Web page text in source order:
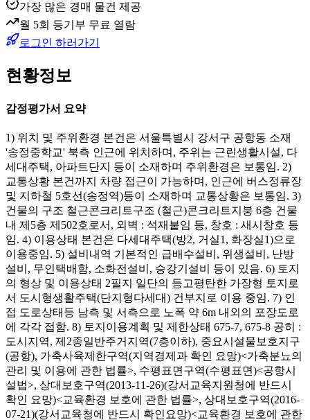
가장 많은 경매 물건 제공
월 5회 등기부 무료 열람
로그인 하러가기
현황정보
감정평가서 요약
1) 위치 및 주위환경 본건은 서울특별시 강서구 공항동 소재
'송정중학교' 북측 인근에 위치하며, 주위는 근린생활시설, 다
세대주택, 아파트단지 등이 소재하며 주위환경은 보통임. 2)
교통상황 본건까지 차량 접근이 가능하며, 인근에 버스정류장
및 지하철 5호선(송정역)등이 소재하며 교통상황은 보통임. 3)
건물의 구조 철근콘크리트구조 (철근)콘크리트지붕 6층 건물
내 제5층 제502호로서, 외벽 : 석재붙임 등, 창호 : 새시창호 등
임. 4) 이용상태 본건은 다세대주택(방2, 거실1, 화장실1)으로
이용중임. 5) 설비내역 기본적인 급배수설비, 위생설비, 난방
설비, 무인택배함, 소화전설비, 승강기설비 등이 있음. 6) 토지
의 형상 및 이용상태 2필지 일단의 등고평탄한 가장형 토지로
서 도시형생활주택(단지형다세대) 건부지로 이용 중임. 7) 인
접 도로상태등 남측 및 서측으로 노폭 약 6m 내외의 포장도로
에 각각 접함. 8) 토지이용계획 및 제한상태 675-7, 675-8 공히 :
도시지역, 제2종일반주거지역(7층이하), 중요시설물보호지구
(공항), 가축사육제한구역(지역경제과 확인 요망)<가축분뇨의
관리 및 이용에 관한 법률>, 수평표면구역(수평표면)<공항시
설법>, 상대보호구역(2013-11-26)(강서교육지원청에 반드시
확인 요망)<교육환경 보호에 관한 법률>, 상대보호구역(2016-
07-21)(강서교육청에 반드시 확인요망)<교육환경 보호에 관한